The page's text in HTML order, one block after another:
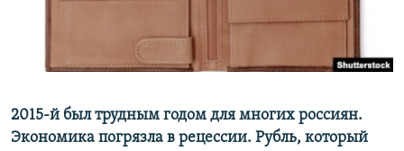
КРЫМ.НЕПОКОРЕННЫЙ
Все сайты RFE/RL
2015-й был трудным годом для многих россиян.
Экономика погрязла в рецессии. Рубль, который